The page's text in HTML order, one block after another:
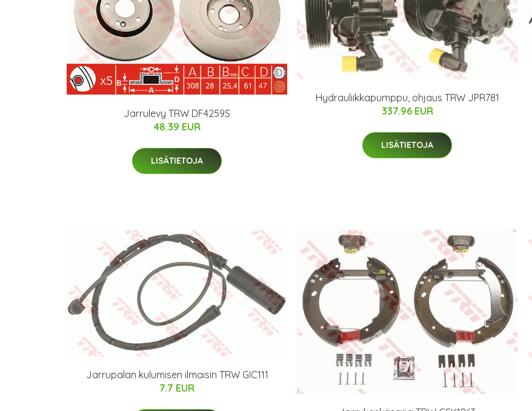
Jarrulevy TRW DF4259S
48.39 EUR
LISÄTIETOJA
Hydrauliikkapumppu, ohjaus TRW JPR781
337.96 EUR
LISÄTIETOJA
Jarrupalan kulumisen ilmaisin TRW GIC111
7.7 EUR